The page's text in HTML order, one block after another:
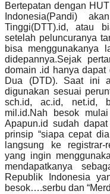
Bertepatan dengan
Indonesia(Pandi)
Tinggi(DTT).id, atau
setelah peluncuranya
bisa menggunakanya
didepannya.Sejak
domain .id hanya
Dua (DTD). Saat ini
digunakan sesuai
sch.id, ac.id, net.id,
mil.id.Nah besok
Apapun.id sudah
prinsip “siapa cepat
langsung ke
yang ingin
mendapatkanya
Republik Indonesia
besok….serbu dan